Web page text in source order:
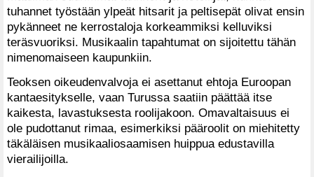
tuhannet työstään ylpeät hitsarit ja peltisepät olivat ensin
pykänneet ne kerrostaloja korkeammiksi kelluviksi
teräsvuoriksi. Musikaalin tapahtumat on sijoitettu tähän
nimenomaiseen kaupunkiin.
Teoksen oikeudenvalvoja ei asettanut ehtoja Euroopan
kantaesitykselle, vaan Turussa saatiin päättää itse
kaikesta, lavastuksesta roolijakoon. Omavaltaisuus ei
ole pudottanut rimaa, esimerkiksi pääroolit on miehitetty
täkäläisen musikaaliosaamisen huippua edustavilla
vierailijoilla.